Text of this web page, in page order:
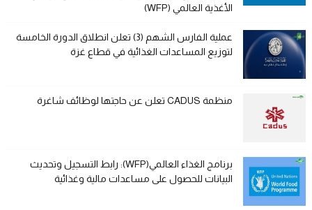
الأغذية العالمي (WFP)
عملية الفارس الشهم (3) تعلن انطلاق الدورة الخامسة
لتوزيع المساعدات الغذائية في قطاع غزة
منظمة CADUS تعلن عن حاجتها لوظائف شاغرة
برنامج الغذاء العالمي(WFP): رابط التسجيل وتحديث
البيانات للحصول على مساعدات مالية وغذائية